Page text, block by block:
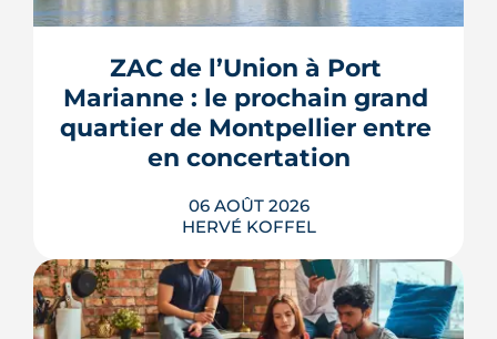
ZAC de l’Union à Port
Marianne : le prochain grand
quartier de Montpellier entre
en concertation
06 AOÛT 2026
HERVÉ KOFFEL